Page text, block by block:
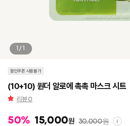
1/1
할인쿠폰 사용불가
(10+10) 원더 알로에 촉촉 마스크 시트
리뷰0
50% 15,000원 30,000원 i